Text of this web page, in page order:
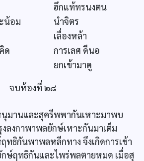
ฮึกแท้ทรนงตน
อม
นำจิตร
เลื่องหล้า
ด
การเลศ ดีนอ
ยกเข้ามาดู
จบห้องที่ ๒๘
นุมานและสุครีพพากันเหาะมาพบ
ลงกาพาพลยักษ์เหาะกันมาเต็ม
ธิกันพาพลหลีกทาง จึงเกิดการเข้า
ษ์ฤทธิกันและไพร่พลตายหมด เมื่อสุ